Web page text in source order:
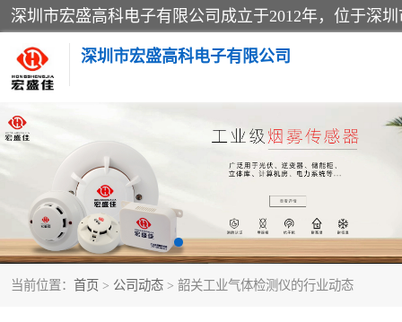
深圳市宏盛高科电子有限公司
当前位置： 首页 > 公司动态 > 韶关工业气体检测仪的行业动态
家用可燃气体报警器
防爆火灾报警设备
工业气体检测仪
水浸传感器